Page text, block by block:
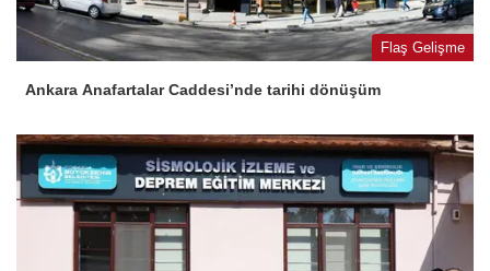
Flaş Gelişme
Ankara Anafartalar Caddesi’nde tarihi dönüşüm